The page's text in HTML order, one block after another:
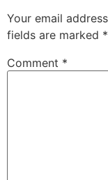
Your email
fields are marked *
Comment *